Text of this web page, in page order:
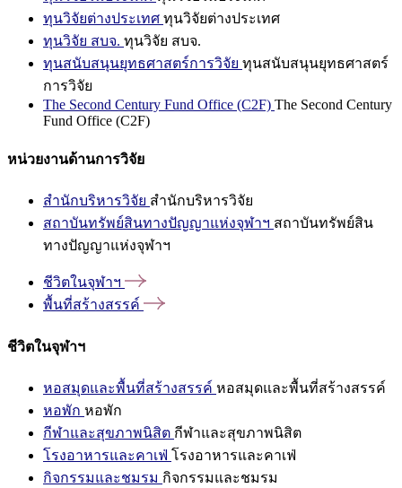
ทุนวิจัยต่างประเทศ ทุนวิจัยต่างประเทศ
ทุนวิจัย สบจ. ทุนวิจัย สบจ.
ทุนสนับสนุนยุทธศาสตร์การวิจัย ทุนสนับสนุนยุทธศาสตร์
การวิจัย
The Second Century Fund Office (C2F) The Second Century
Fund Office (C2F)
หน่วยงานด้านการวิจัย
สำนักบริหารวิจัย สำนักบริหารวิจัย
สถาบันทรัพย์สินทางปัญญาแห่งจุฬาฯ สถาบันทรัพย์สิน
ทางปัญญาแห่งจุฬาฯ
ชีวิตในจุฬาฯ
พื้นที่สร้างสรรค์
ชีวิตในจุฬาฯ
หอสมุดและพื้นที่สร้างสรรค์ หอสมุดและพื้นที่สร้างสรรค์
หอพัก หอพัก
กีฬาและสุขภาพนิสิต กีฬาและสุขภาพนิสิต
โรงอาหารและคาเฟ่ โรงอาหารและคาเฟ่
กิจกรรมและชมรม กิจกรรมและชมรม